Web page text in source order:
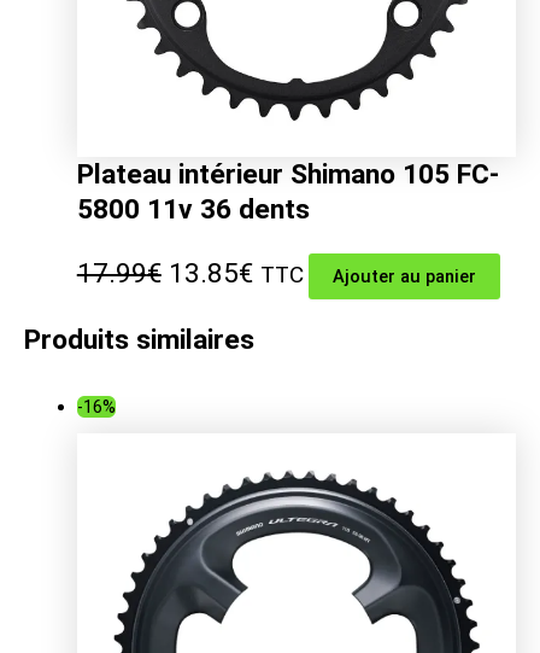
Plateau intérieur Shimano 105 FC-
5800 11v 36 dents
17.99€ Le
13.85€Le
TTC Ajouter au panier
Produits similaires
-16%